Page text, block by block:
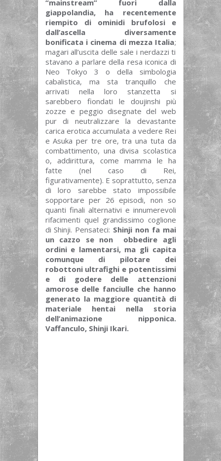
“mainstream” fuori dalla
giappolandia, ha recentemente
riempito di ominidi brufolosi e
dall’ascella diversamente
bonificata i cinema di mezza Italia;
magari all’uscita delle sale i nerdazzi ti
stavano a parlare della resa iconica di
Neo Tokyo 3 o della simbologia
cabalistica, ma sta tranquillo che
arrivati nella loro stanzetta si
sarebbero fiondati le doujinshi più
zozze e peggio disegnate del web
pur di neutralizzare la devastante
carica erotica accumulata a vedere Rei
e Asuka per tre ore, tra una tuta da
combattimento, una divisa scolastica
o, addirittura, come mamma le ha
fatte (nel caso di Rei,
figurativamente). E soprattutto, senza
di loro sarebbe stato impossibile
sopportare per 26 episodi, non so
quanti finali alternativi e innumerevoli
rifacimenti quel grandissimo coglione
di Shinji. Pensateci: Shinji non fa mai
un cazzo se non obbedire agli
ordini e lamentarsi, ma gli capita
comunque di pilotare dei
robottoni ultrafighi e potentissimi
e di godere delle attenzioni
amorose delle fanciulle che hanno
generato la maggiore quantità di
materiale hentai nella storia
dell’animazione nipponica.
Vaffanculo, Shinji Ikari.